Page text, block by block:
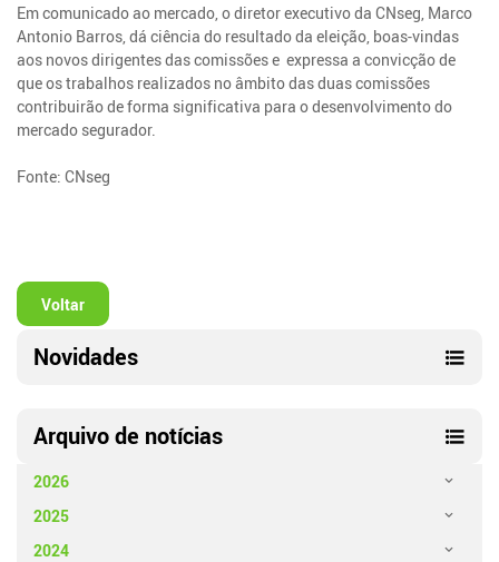
Em comunicado ao mercado, o diretor executivo da CNseg, Marco
Antonio Barros, dá ciência do resultado da eleição, boas-vindas
aos novos dirigentes das comissões e expressa a convicção de
que os trabalhos realizados no âmbito das duas comissões
contribuirão de forma significativa para o desenvolvimento do
mercado segurador.
Fonte: CNseg
Voltar
Novidades
Arquivo de notícias
2026
2025
2024